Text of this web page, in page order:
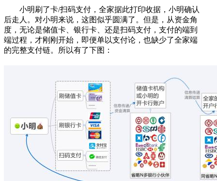
小明刷了卡/扫码支付，全家据此打印收据，小明确认
后走人。对小明来说，这图似乎圆满了。但是，从资金角
度，无论是储值卡、银行卡、还是扫码支付，支付的端到
端过程，才刚刚开始，即便单以支付论，也缺少了全家端
的完整支付链。所以有了下图：